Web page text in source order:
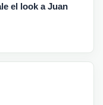
el look a Juan